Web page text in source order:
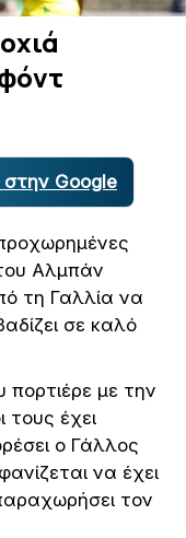
Google
Αλμπάν
τη Γαλλία να
σε καλό
με την
τους έχει
ο Γάλλος
να έχει
τον